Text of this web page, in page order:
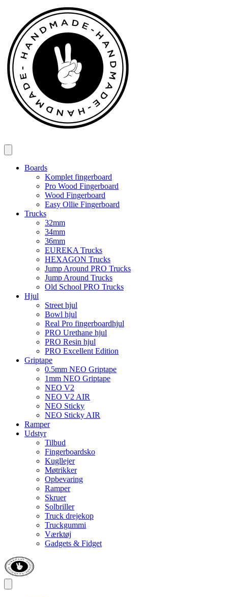
indhold
Boards
Komplet fingerboard
Pro Wood Fingerboard
Wood Fingerboard
Easy Ollie Fingerboard
Trucks
32mm
34mm
36mm
EUREKA Trucks
HEXAGON Trucks
Jump Around PRO Trucks
Jump Around Trucks
Old School PRO Trucks
Hjul
Street hjul
Bowl hjul
Real Pro fingerboardhjul
PRO Urethane hjul
PRO Resin hjul
PRO Excellent Edition
Griptape
0.5mm NEO Griptape
1mm NEO Griptape
NEO V2
NEO V2 AIR
NEO Sticky
NEO Sticky AIR
Ramper
Udstyr
Tilbud
Fingerboardsko
Kugllejer
Møtrikker
Opbevaring
Ramper
Skruer
Solbriller
Truck drejekop
Truckgummi
Værktøj
Gadgets & Fidget